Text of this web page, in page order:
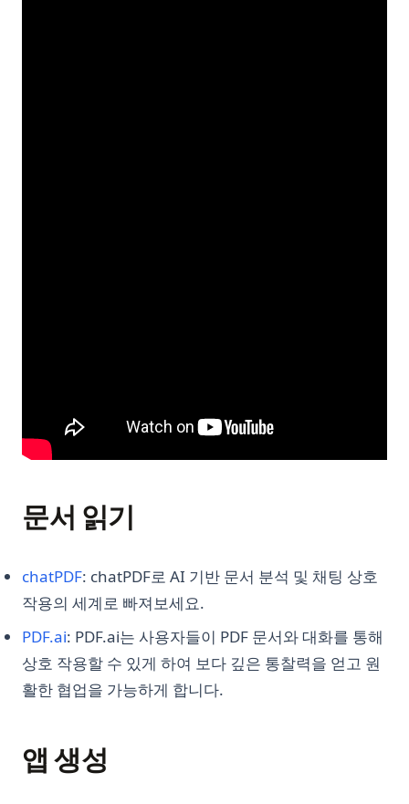
문서 읽기
chatPDF(opens in a new tab)
: chatPDF로 AI 기반 문서 분석 및 채팅 상호
작용의 세계로 빠져보세요.
PDF.ai(opens in a new tab)
: PDF.ai는 사용자들이 PDF 문서와 대화를 통해
상호 작용할 수 있게 하여 보다 깊은 통찰력을 얻고 원
활한 협업을 가능하게 합니다.
앱 생성